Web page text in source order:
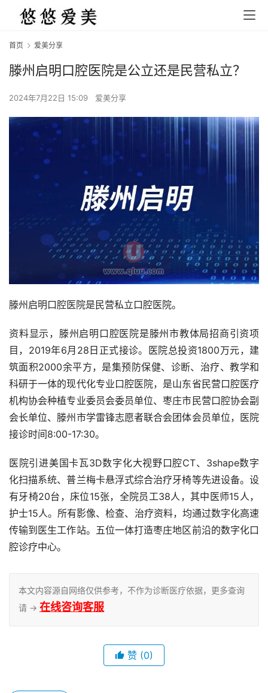
首页 爱美分享
滕州启明口腔医院是公立还是民营私立？
2024年7月22日 15:09 爱美分享
滕州启明口腔医院是民营私立口腔医院。
资料显示，滕州启明口腔医院是滕州市教体局招商引资项
目，2019年6月28日正式接诊。医院总投资1800万元，建
筑面积2000余平方，是集预防保健、诊断、治疗、教学和
科研于一体的现代化专业口腔医院，是山东省民营口腔医疗
机构协会种植专业委员会委员单位、枣庄市民营口腔协会副
会长单位、滕州市学雷锋志愿者联合会团体会员单位，医院
接诊时间8:00-17:30。
医院引进美国卡瓦3D数字化大视野口腔CT、3shape数字
化扫描系统、普兰梅卡悬浮式综合治疗牙椅等先进设备。设
有牙椅20台，床位15张，全院员工38人，其中医师15人，
护士15人。所有影像、检查、治疗资料，均通过数字化高速
传输到医生工作站。五位一体打造枣庄地区前沿的数字化口
腔诊疗中心。
本文内容源自网络仅供参考，不作为诊断医疗依据，更多查询
请 → 在线咨询客服
赞 (0)